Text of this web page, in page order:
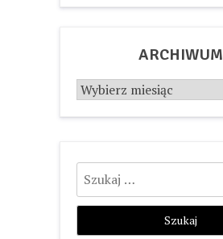
ARCHIWUM
Archiwum
Szukaj: